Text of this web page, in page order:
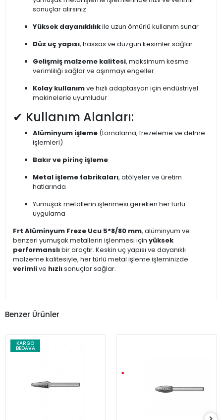
sonuçlar alırsınız
Yüksek dayanıklılıkile uzun ömürlü kullanım sunar
Düz uç yapısı, hassas ve düzgün kesimler sağlar
Gelişmiş malzeme kalitesi, maksimum kesme
verimliliği sağlar ve aşınmayı engeller
Kolay kullanımve hızlı adaptasyon için endüstriyel
makinelerle uyumludur
✔ Kullanım Alanları:
Alüminyum işleme (tornalama, frezeleme ve delme
işlemleri)
Bakır ve pirinç işleme
Metal işleme fabrikaları, atölyeler ve üretim
hatlarında
Yumuşak metallerin işlenmesi gereken her türlü
uygulama
Frt Alüminyum Freze Ucu 5*8/80 mm, alüminyum ve
benzeri yumuşak metallerin işlenmesi için yüksek
performanslıbir araçtır. Keskin uç yapısı ve dayanıklı
malzeme kalitesiyle, her türlü metal işleme işleminizde
verimlive hızlısonuçlar sağlar.
Benzer Ürünler
KARGO
BEDAVA